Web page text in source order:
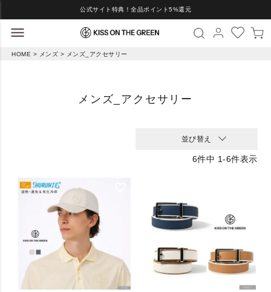
公式サイト特典！全品ポイント5%還元
HOME メンズ メンズ_アクセサリー
メンズ_アクセサリー
並び替え
6件中 1-6件表示